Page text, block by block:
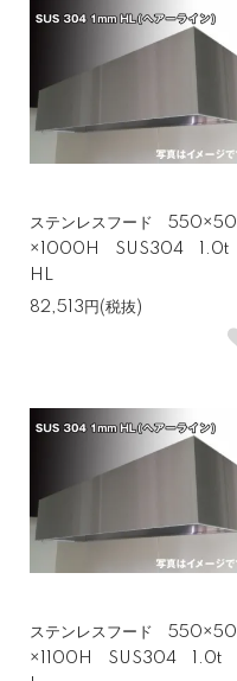
ステンレスフード
×1000H SUS304 1.0t
HL
82,513円(税抜)
ステンレスフード
×1100H SUS304 1.0t